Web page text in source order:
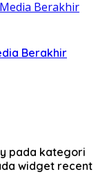
Berakhir
pada kategori
widget recent